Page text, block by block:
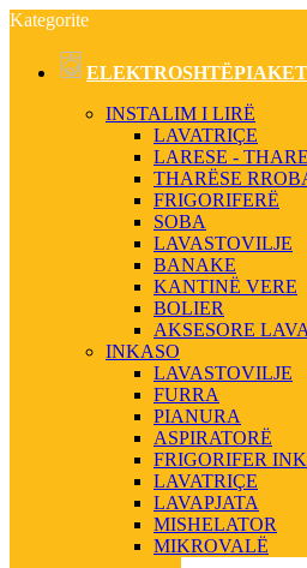
Kategorite
INSTALIM I LIRË
LAVATRIÇE
LARESE -
THARËSE
FRIGORIFERË
SOBA
LAVASTOVILJE
BANAKE
KANTINË VERE
BOLIER
AKSESORE
INKASO
LAVASTOVILJE
FURRA
PIANURA
ASPIRATORË
FRIGORIFER
LAVATRIÇE
LAVAPJATA
MISHELATOR
MIKROVALË